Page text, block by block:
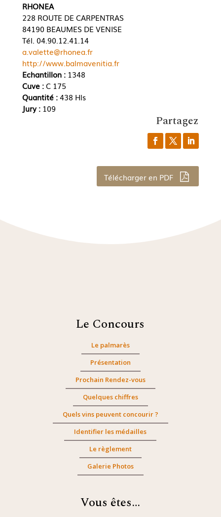
RHONEA
228 ROUTE DE CARPENTRAS
84190 BEAUMES DE VENISE
Tél. 04.90.12.41.14
a.valette@rhonea.fr
http://www.balmavenitia.fr
Echantillon :1348
Cuve :C 175
Quantité :438 Hls
Jury : 109
Partagez
Télécharger en PDF
Le Concours
Le palmarès
Présentation
Prochain Rendez-vous
Quelques chiffres
Quels vins peuvent concourir ?
Identifier les médailles
Le règlement
Galerie Photos
Vous êtes…